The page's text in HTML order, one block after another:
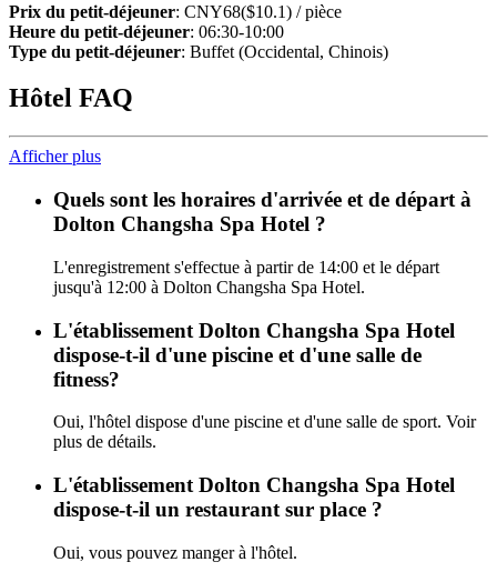
Prix du petit-déjeuner: CNY68($10.1) / pièce
Heure du petit-déjeuner: 06:30-10:00
Type du petit-déjeuner: Buffet (Occidental, Chinois)
Hôtel FAQ
Afficher plus
Quels sont les horaires d'arrivée et de départ à
Dolton Changsha Spa Hotel ?
L'enregistrement s'effectue à partir de 14:00 et le départ
jusqu'à 12:00 à Dolton Changsha Spa Hotel.
L'établissement Dolton Changsha Spa Hotel
dispose-t-il d'une piscine et d'une salle de
fitness?
Oui, l'hôtel dispose d'une piscine et d'une salle de sport. Voir
plus de détails.
L'établissement Dolton Changsha Spa Hotel
dispose-t-il un restaurant sur place ?
Oui, vous pouvez manger à l'hôtel.